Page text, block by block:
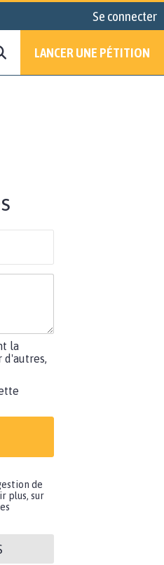
Se connecter
LANCER UNE PÉTITION
la
de
plus, sur